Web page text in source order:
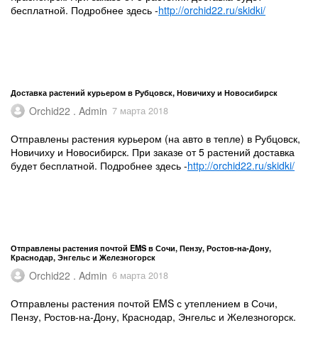
бесплатной. Подробнее здесь -http://orchid22.ru/skidki/
Доставка растений курьером в Рубцовск, Новичиху и Новосибирск
Orchid22 . Admin 7 марта 2018
Отправлены растения курьером (на авто в тепле) в Рубцовск,
Новичиху и Новосибирск. При заказе от 5 растений доставка
будет бесплатной. Подробнее здесь -http://orchid22.ru/skidki/
Отправлены растения почтой EMS в Сочи, Пензу, Ростов-на-Дону,
Краснодар, Энгельс и Железногорск
Orchid22 . Admin 6 марта 2018
Отправлены растения почтой EMS с утеплением в Сочи,
Пензу, Ростов-на-Дону, Краснодар, Энгельс и Железногорск.